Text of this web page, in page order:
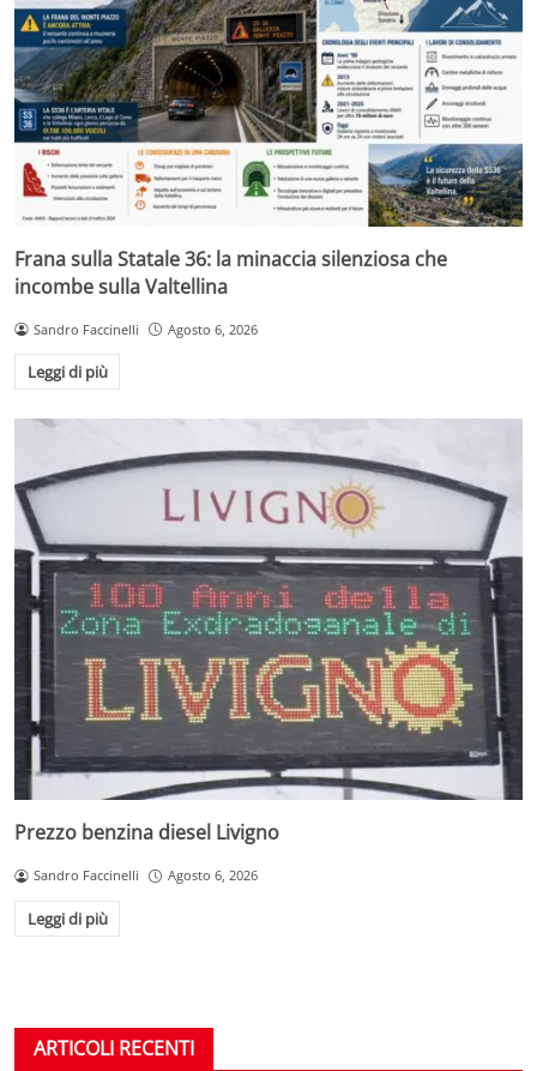
Frana sulla Statale 36: la minaccia silenziosa che
incombe sulla Valtellina
Sandro Faccinelli Agosto 6, 2026
Leggi di più
Prezzo benzina diesel Livigno
Sandro Faccinelli Agosto 6, 2026
Leggi di più
ARTICOLI RECENTI